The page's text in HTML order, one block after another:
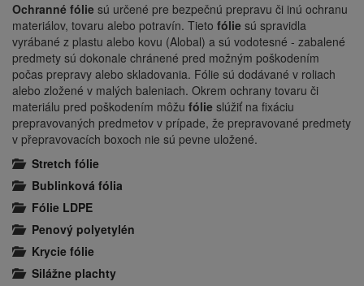
Ochranné fólie sú určené pre bezpečnú prepravu či inú ochranu
materiálov, tovaru alebo potravín. Tieto fólie sú spravidla
vyrábané z plastu alebo kovu (Alobal) a sú vodotesné - zabalené
predmety sú dokonale chránené pred možným poškodením
počas prepravy alebo skladovania. Fólie sú dodávané v roliach
alebo zložené v malých baleniach. Okrem ochrany tovaru či
materiálu pred poškodením môžu fólie slúžiť na fixáciu
prepravovaných predmetov v prípade, že prepravované predmety
v přepravovacích boxoch nie sú pevne uložené.
Stretch fólie
Bublinková fólia
Fólie LDPE
Penový polyetylén
Krycie fólie
Silážne plachty